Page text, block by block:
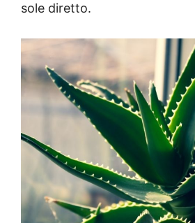
sole diretto.